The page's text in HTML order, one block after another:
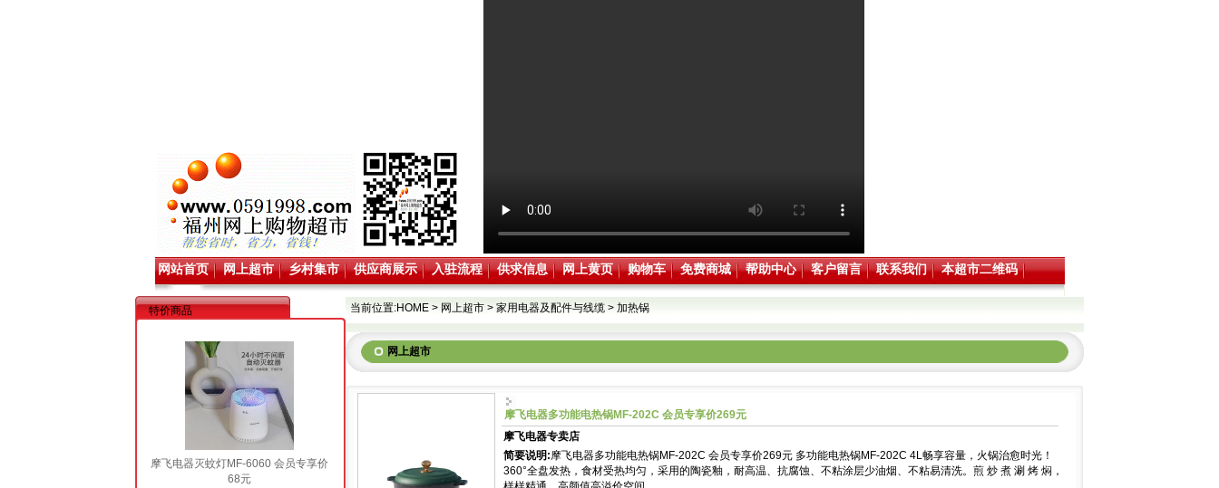
网站首页 网上超市 乡村集市 供应商展示 入驻流程 供求信息 网上黄页 购物车 免费商城 帮助中心 客户留言 联系我们 本超市二维码
特价商品
摩飞电器灭蚊灯MF-6060 会员专享价
68元
当前位置:HOME > 网上超市 > 家用电器及配件与线缆 > 加热锅
网上超市
摩飞电器多功能电热锅MF-202C 会员专享价269元
摩飞电器专卖店
简要说明:摩飞电器多功能电热锅MF-202C 会员专享价269元 多功能电热锅MF-202C 4L畅享容量，火锅治愈时光！
360°全盘发热，食材受热均匀，采用的陶瓷釉，耐高温、抗腐蚀、不粘涂层少油烟、不粘易清洗。煎 炒 煮 涮 烤 焖，